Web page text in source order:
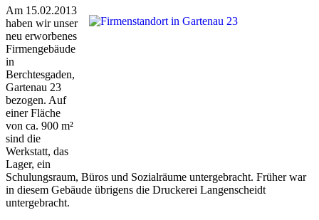
Am 15.02.2013
haben wir unser
neu erworbenes
Firmengebäude
in
Berchtesgaden,
Gartenau 23
bezogen. Auf
einer Fläche
von ca. 900 m²
sind die
Werkstatt, das
Lager, ein
Schulungsraum, Büros und Sozialräume untergebracht. Früher war
in diesem Gebäude übrigens die Druckerei Langenscheidt
untergebracht.